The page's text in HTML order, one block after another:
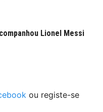
Lionel Messi
ou registe-se